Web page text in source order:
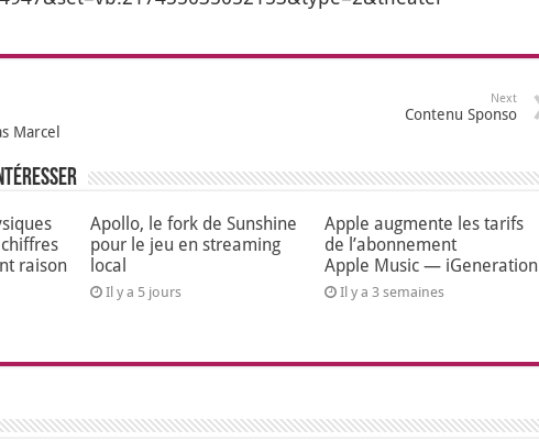
Marcel
Next
Contenu Sponso
raison
Apollo, le fork de Sunshine
pour le jeu en streaming
local
Il y a 5 jours
Apple augmente les tarifs
de l’abonnement
Apple Music — iGeneration
Il y a 3 semaines